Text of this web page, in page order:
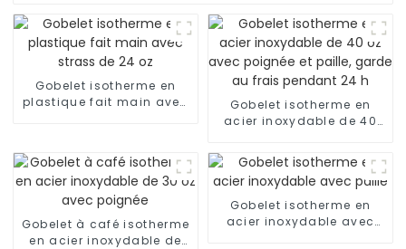
Gobelet isotherme en
plastique fait main avec
Gobelet isotherme en
acier inoxydable de 40
garde au frais pendant
24 h
Gobelet à café isotherme
en acier inoxydable de
Gobelet isotherme en
acier inoxydable avec